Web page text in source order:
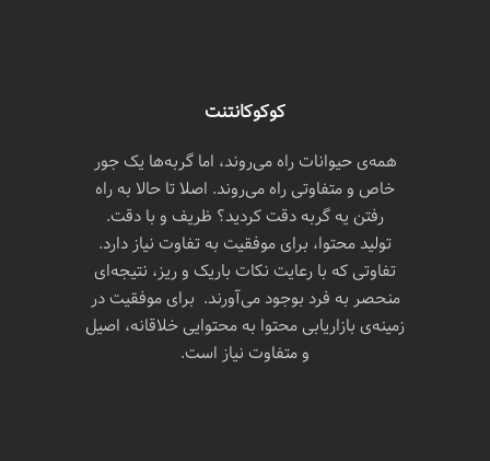
کوکوکانتنت
همه‌ی حیوانات راه می‌روند، اما گربه‌ها یک جور
خاص و متفاوتی راه می‌روند. اصلا تا حالا به راه
رفتن یه گربه دقت کردید؟ ظریف و با دقت.
تولید محتوا، برای موفقیت به تفاوت نیاز دارد.
تفاوتی که با رعایت نکات باریک و ریز، نتیجه‌ای
منحصر به فرد بوجود می‌آورند. برای موفقیت در
زمینه‌ی بازاریابی محتوا به محتوایی خلاقانه، اصیل
و متفاوت نیاز است.